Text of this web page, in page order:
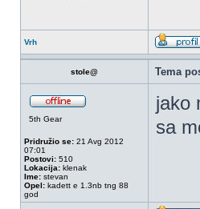
Vrh
stole@ Tema
5th Gear
Pridružio se: 21 Avg 2012
07:01
Postovi: 510
Lokacija: klenak
Ime: stevan
Opel: kadett e 1.3nb tng 88
god
jako
sa